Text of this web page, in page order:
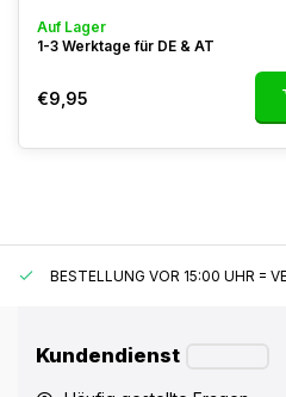
Auf Lager
1-3 Werktage für DE & AT
€9,95
BESTELLUNG VOR 15:00 UHR =
Kundendienst